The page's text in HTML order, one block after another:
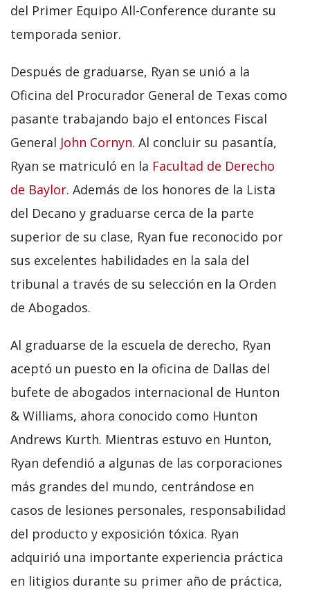
del Primer Equipo All-Conference durante su
temporada senior.
Después de graduarse, Ryan se unió a la
Oficina del Procurador General de Texas como
pasante trabajando bajo el entonces Fiscal
General John Cornyn. Al concluir su pasantía,
Ryan se matriculó en la Facultad de Derecho
de Baylor. Además de los honores de la Lista
del Decano y graduarse cerca de la parte
superior de su clase, Ryan fue reconocido por
sus excelentes habilidades en la sala del
tribunal a través de su selección en la Orden
de Abogados.
Al graduarse de la escuela de derecho, Ryan
aceptó un puesto en la oficina de Dallas del
bufete de abogados internacional de Hunton
& Williams, ahora conocido como Hunton
Andrews Kurth. Mientras estuvo en Hunton,
Ryan defendió a algunas de las corporaciones
más grandes del mundo, centrándose en
casos de lesiones personales, responsabilidad
del producto y exposición tóxica. Ryan
adquirió una importante experiencia práctica
en litigios durante su primer año de práctica,